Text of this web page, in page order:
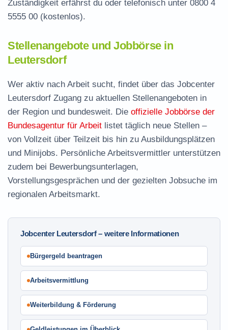
Zuständigkeit erfährst du oder telefonisch unter 0800 4
5555 00 (kostenlos).
Stellenangebote und Jobbörse in
Leutersdorf
Wer aktiv nach Arbeit sucht, findet über das Jobcenter
Leutersdorf Zugang zu aktuellen Stellenangeboten in
der Region und bundesweit. Die offizielle Jobbörse der
Bundesagentur für Arbeit listet täglich neue Stellen –
von Vollzeit über Teilzeit bis hin zu Ausbildungsplätzen
und Minijobs. Persönliche Arbeitsvermittler unterstützen
zudem bei Bewerbungsunterlagen,
Vorstellungsgesprächen und der gezielten Jobsuche im
regionalen Arbeitsmarkt.
Jobcenter Leutersdorf – weitere Informationen
Bürgergeld beantragen
Arbeitsvermittlung
Weiterbildung & Förderung